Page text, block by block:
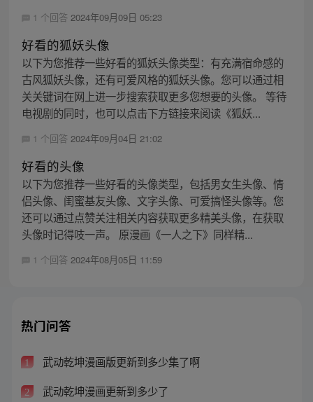
1 个回答 2024年09月09日 05:23
好看的狐妖头像
以下为您推荐一些好看的狐妖头像类型：有充满宿命感的
古风狐妖头像，还有可爱风格的狐妖头像。您可以通过相
关关键词在网上进一步搜索获取更多您想要的头像。 等待
电视剧的同时，也可以点击下方链接来阅读《狐妖...
1 个回答 2024年09月04日 21:02
好看的头像
以下为您推荐一些好看的头像类型，包括男女生头像、情
侣头像、闺蜜基友头像、文字头像、可爱搞怪头像等。您
还可以通过点赞关注相关内容获取更多精美头像，在获取
头像时记得吱一声。 原漫画《一人之下》同样精...
1 个回答 2024年08月05日 11:59
热门问答
1 武动乾坤漫画版更新到多少集了啊
2 武动乾坤漫画更新到多少了